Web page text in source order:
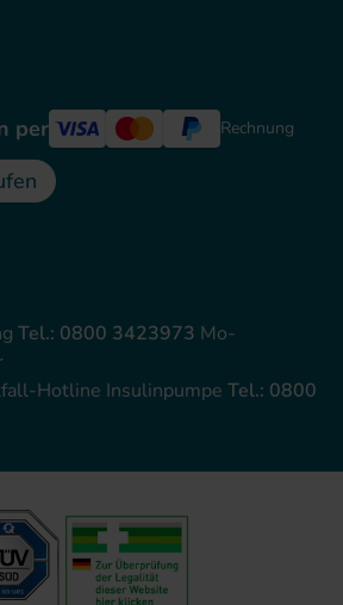
per Rechnung
Tel.: 0800 3423973 Mo-
Hotline Insulinpumpe Tel.: 0800